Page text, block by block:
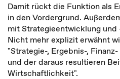
Damit rückt die Funktion als
in den Vordergrund.
mit Strategieentwicklung
Nicht mehr explizit erwähnt
"Strategie-, Ergebnis-,
und der daraus resultieren
Wirtschaftlichkeit".